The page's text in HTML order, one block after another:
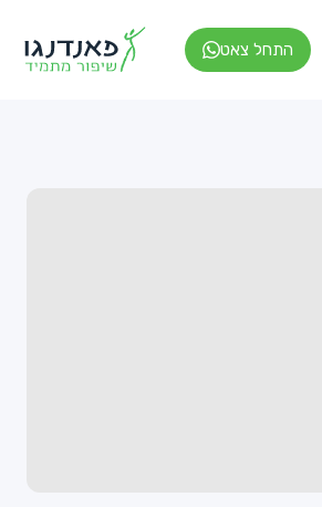
התחל צאט